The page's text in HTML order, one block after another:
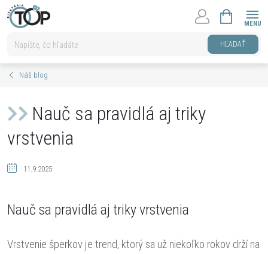
Prejsť
na
HĽADAŤ
KOŠÍK
Náš blog
Nauč sa pravidlá aj triky
vrstvenia
11.9.2025
Nauč sa pravidlá aj triky vrstvenia
Vrstvenie šperkov je trend, ktorý sa už niekoľko rokov drží na